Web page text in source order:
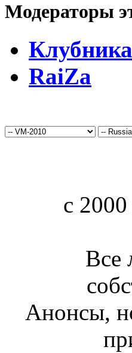
Модераторы
Клубника
RaiZa
c
Все
Анонсы,